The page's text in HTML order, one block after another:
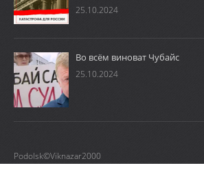
25.10.2024
Во всём виноват Чубайс
25.10.2024
Podolsk©Viknazar2000